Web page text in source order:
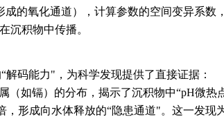
的氧化通道），计算参数的空间变异系数
沉积物中传播。
码能力"，为科学发现提供了直接证据：
（如镉）的分布，揭示了沉积物中“pH微
形成向水体释放的“隐患通道"。这一发现